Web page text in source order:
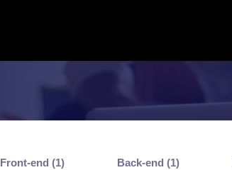
Front-end (1) Back-end (1)